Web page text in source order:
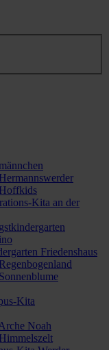
Kita an der
Friedenshaus
Kita
Noah